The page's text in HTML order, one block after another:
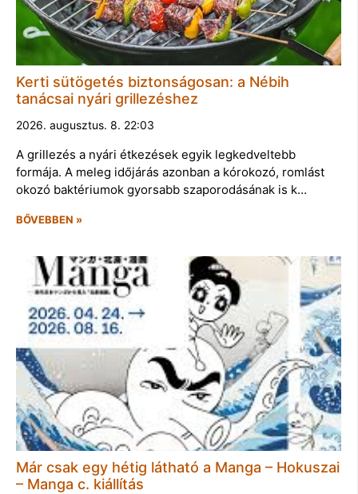
Kerti sütögetés biztonságosan: a Nébih
tanácsai nyári grillezéshez
2026. augusztus. 8. 22:03
A grillezés a nyári étkezések egyik legkedveltebb
formája. A meleg időjárás azonban a kórokozó, romlást
okozó baktériumok gyorsabb szaporodásának is k…
BŐVEBBEN »
Már csak egy hétig látható a Manga – Hokuszai
– Manga c. kiállítás